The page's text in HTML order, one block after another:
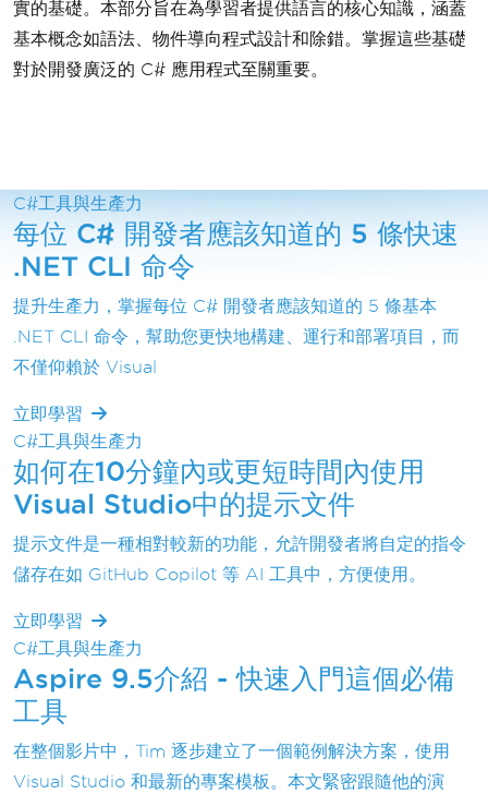
實的基礎。本部分旨在為學習者提供語言的核心知識，涵蓋
基本概念如語法、物件導向程式設計和除錯。掌握這些基礎
對於開發廣泛的 C# 應用程式至關重要。
C#工具與生產力
每位 C# 開發者應該知道的 5 條快速
.NET CLI 命令
提升生產力，掌握每位 C# 開發者應該知道的 5 條基本
.NET CLI 命令，幫助您更快地構建、運行和部署項目，而
不僅仰賴於 Visual
立即學習
C#工具與生產力
如何在10分鐘內或更短時間內使用
Visual Studio中的提示文件
提示文件是一種相對較新的功能，允許開發者將自定的指令
儲存在如 GitHub Copilot 等 AI 工具中，方便使用。
立即學習
C#工具與生產力
Aspire 9.5介紹 - 快速入門這個必備
工具
在整個影片中，Tim 逐步建立了一個範例解決方案，使用
Visual Studio 和最新的專案模板。本文緊密跟隨他的演